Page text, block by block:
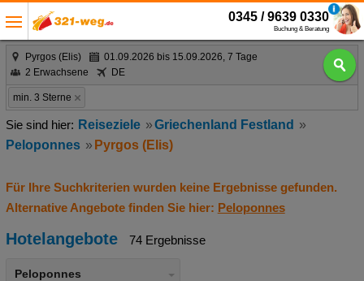
0345 / 9639 0330
Buchung & Beratung
Pyrgos (Elis)
01.09.2026 bis 15.09.2026, 7 Tage
2 Erwachsene
DE
min. 3 Sterne
Reiseziele
Griechenland Festland
Peloponnes
Pyrgos (Elis)
Für Ihre Suchkriterien wurden keine Ergebnisse gefunden.
Alternative Angebote finden Sie hier: Peloponnes
Hotelangebote 74 Ergebnisse
Peloponnes